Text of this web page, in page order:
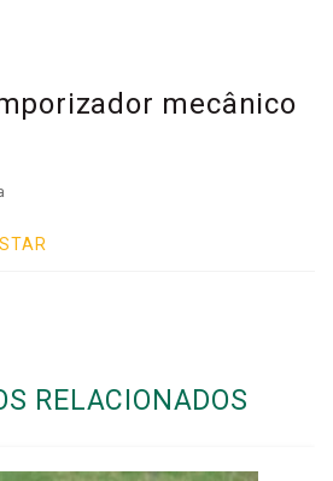
mecânico
RELACIONADOS